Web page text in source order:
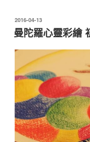
發
佈
於
2016-04-13
曼陀羅心靈彩繪